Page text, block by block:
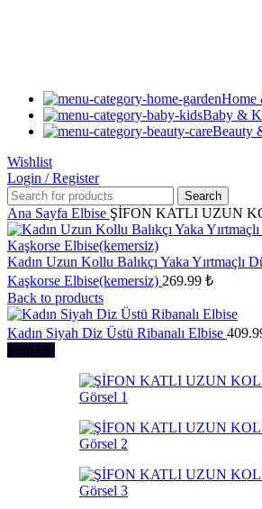
Home
Baby &
Beauty
Wishlist
Login / Register
Search
Ana Sayfa Elbise ŞİFON KATLI UZUN
Kadın Uzun Kollu Balıkçı Yaka Yırtmaçlı
Kaşkorse Elbise(kemersiz) 269.99 ₺
Back to products
Kadın Siyah Diz Üstü Ribanalı Elbise
Sold out